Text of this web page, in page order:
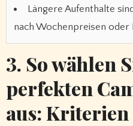
Längere Aufenthalte
nach Wochenpreisen oder
3. So wählen
perfekten
aus: Kriterien